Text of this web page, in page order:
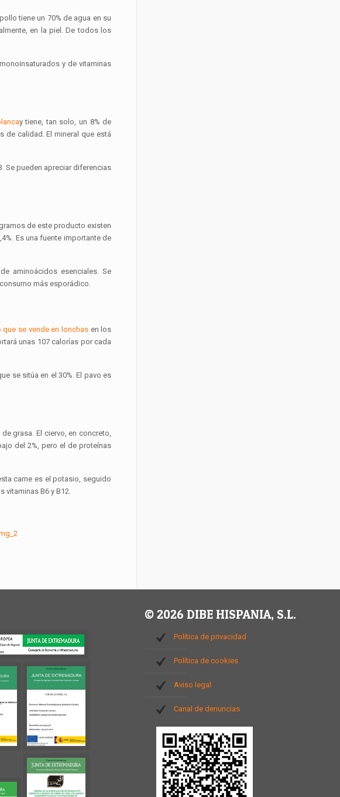
tiene un 70% de agua en su
en la piel. De todos los
y de vitaminas
y tiene, tan solo, un 8% de
de calidad. El mineral que está
Se pueden apreciar diferencias
de este producto existen
Es una fuente importante de
aminoácidos esenciales. Se
más esporádico.
que se vende en lonchas en los
unas 107 calorías por cada
se sitúa en el 30%. El pavo es
grasa. El ciervo, en concreto,
del 2%, pero el de proteínas
carne es el potasio, seguido
B6 y B12.
© 2026 DIBE HISPANIA, S.L.
Política de privacidad
Política de cookies
Aviso legal
Canal de denuncias